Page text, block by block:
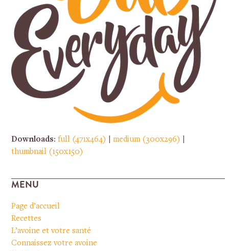
Downloads:full (471x464) |medium (300x296)
thumbnail (150x150)
MENU
Page d’accueil
Recettes
L’avoine et votre santé
Connaissez votre avoine